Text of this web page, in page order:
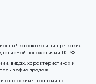
характер и ни при каких
положениями ГК РФ.
видах, характеристиках и
в офис продаж.
авторскими правами на